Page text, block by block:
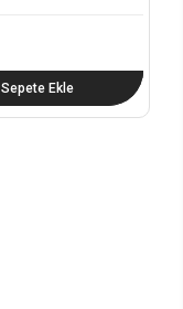
Sepete Ekle